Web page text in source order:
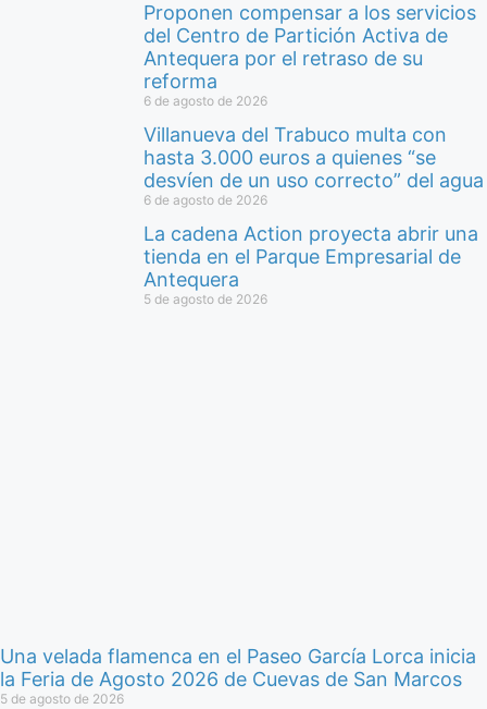
Proponen compensar a los servicios
del Centro de Partición Activa de
Antequera por el retraso de su
reforma
6 de agosto de 2026
Villanueva del Trabuco multa con
hasta 3.000 euros a quienes “se
desvíen de un uso correcto” del agua
6 de agosto de 2026
La cadena Action proyecta abrir una
tienda en el Parque Empresarial de
Antequera
5 de agosto de 2026
Una velada flamenca en el Paseo García Lorca inicia
la Feria de Agosto 2026 de Cuevas de San Marcos
5 de agosto de 2026